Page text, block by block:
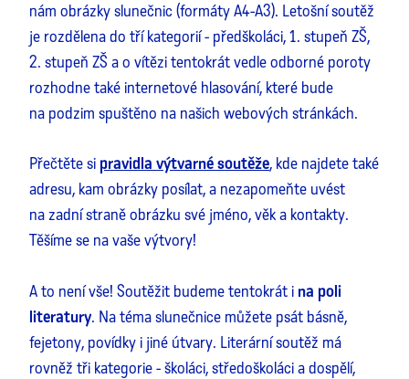
nám obrázky slunečnic (formáty A4-A3). Letošní soutěž
je rozdělena do tří kategorií - předškoláci, 1. stupeň ZŠ,
2. stupeň ZŠ a o vítězi tentokrát vedle odborné poroty
rozhodne také internetové hlasování, které bude
na podzim spuštěno na našich webových stránkách.
Přečtěte si pravidla výtvarné soutěže, kde najdete také
adresu, kam obrázky posílat, a nezapomeňte uvést
na zadní straně obrázku své jméno, věk a kontakty.
Těšíme se na vaše výtvory!
A to není vše! Soutěžit budeme tentokrát i na poli
literatury. Na téma slunečnice můžete psát básně,
fejetony, povídky i jiné útvary. Literární soutěž má
rovněž tři kategorie - školáci, středoškoláci a dospělí,